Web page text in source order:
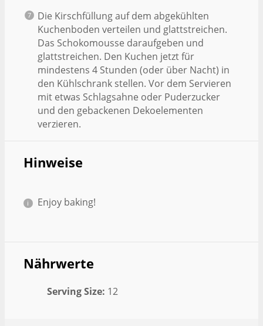
Die Kirschfüllung auf dem abgekühlten
Kuchenboden verteilen und glattstreichen.
Das Schokomousse daraufgeben und
glattstreichen. Den Kuchen jetzt für
mindestens 4 Stunden (oder über Nacht) in
den Kühlschrank stellen. Vor dem Servieren
mit etwas Schlagsahne oder Puderzucker
und den gebackenen Dekoelementen
verzieren.
Hinweise
Enjoy baking!
Nährwerte
Serving Size: 12